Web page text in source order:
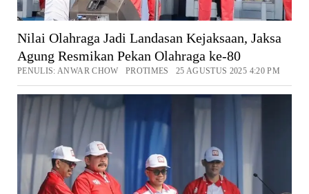
Nilai Olahraga Jadi Landasan Kejaksaan, Jaksa
Agung Resmikan Pekan Olahraga ke-80
PENULIS: ANWAR CHOW PROTIMES 25 AGUSTUS 2025 4:20 PM